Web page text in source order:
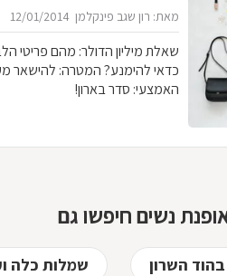
מאת: רון שגב פינקלמן 12/01/2014
כדאי להימנע? המטרה: להישאר
האמצעי: סדר בארון!
נשים חיפשו גם
השרון שמלות כלה